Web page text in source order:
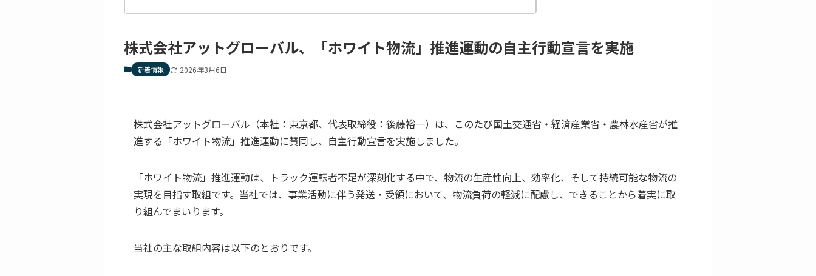
株式会社アットグローバル、「ホワイト物流」推進運動の自主行動宣言を実施
新着情報 2026年3月6日
株式会社アットグローバル（本社：東京都、代表取締役：後藤裕一）は、このたび国土交通省・経済産業省・農林水産省が推
進する「ホワイト物流」推進運動に賛同し、自主行動宣言を実施しました。
「ホワイト物流」推進運動は、トラック運転者不足が深刻化する中で、物流の生産性向上、効率化、そして持続可能な物流の
実現を目指す取組です。当社では、事業活動に伴う発送・受領において、物流負荷の軽減に配慮し、できることから着実に取
り組んでまいります。
当社の主な取組内容は以下のとおりです。